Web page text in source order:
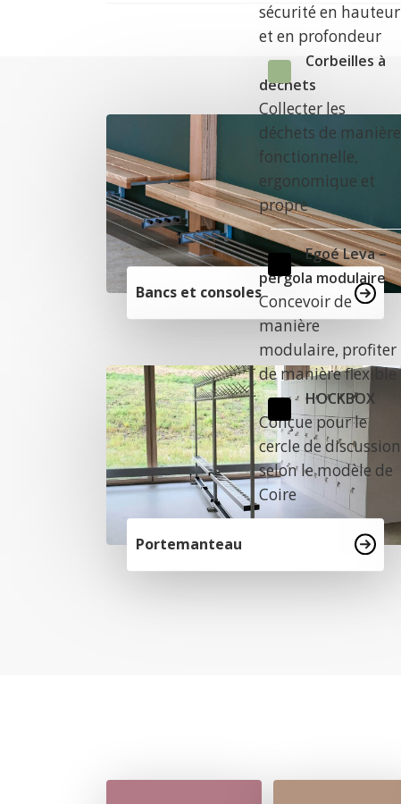
sécurité en hauteur
et en profondeur
Corbeilles à
déchets
Collecter les
déchets de manière
fonctionnelle,
ergonomique et
propre
Egoé Leva –
pergola modulaire
Concevoir de
manière
modulaire, profiter
de manière flexible
HOCKBOX
Conçue pour le
cercle de discussion
selon le modèle de
Coire
Bancs et consoles
Portemanteau